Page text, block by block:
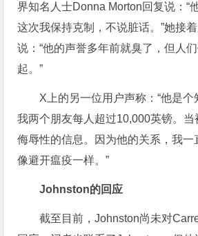
界知名人士Donna Morton回复说：“
这次我保持克制，不说脏话。”她接
说：“他的声誉多年前就臭了，但人
起。”
X上的另一位用户声称：“他是个
我两个朋友每人超过10,000英镑。
侮辱性的信息。因为他的关系，我
像避开瘟疫一样。”
Johnston的回应
截至目前，Johnston尚未对